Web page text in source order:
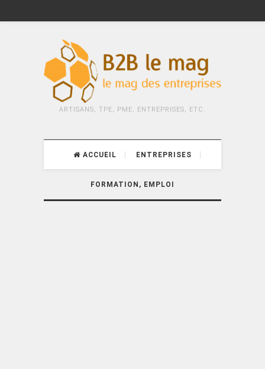
ARTISANS, TPE, PME, ENTREPRISES, ETC.
ACCUEIL ENTREPRISES
FORMATION, EMPLOI